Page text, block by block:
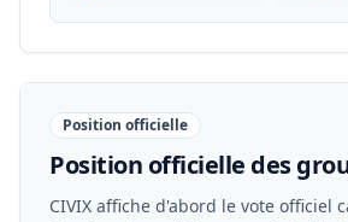
Position officielle
Position officielle des
CIVIX affiche d'abord le vote officiel